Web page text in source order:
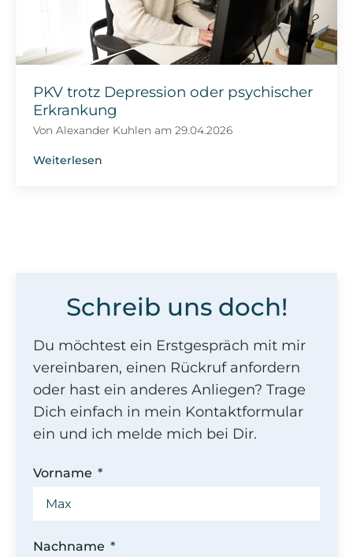
PKV trotz Depression oder psychischer
Erkrankung
VonAlexander Kuhlen am29.04.2026
Weiterlesen
Schreib uns doch!
Du möchtest ein Erstgespräch mit mir
vereinbaren, einen Rückruf anfordern
oder hast ein anderes Anliegen? Trage
Dich einfach in mein Kontaktformular
ein und ich melde mich bei Dir.
Vorname
Nachname